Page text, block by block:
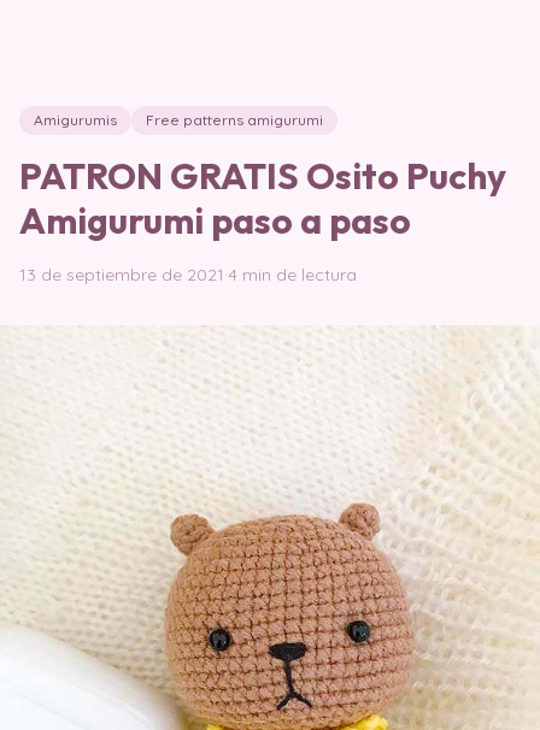
Amigurumis Free patterns amigurumi
PATRON GRATIS Osito Puchy
Amigurumi paso a paso
13 de septiembre de 2021·4 min de lectura